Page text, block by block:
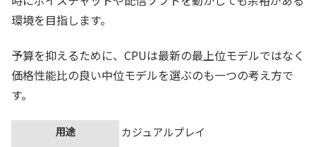
環境を目指します。
予算を抑えるために、CPUは最新の最上位モデルではなく
価格性能比の良い中位モデルを選ぶのも一つの考え方で
す。
用途 カジュアルプレイ